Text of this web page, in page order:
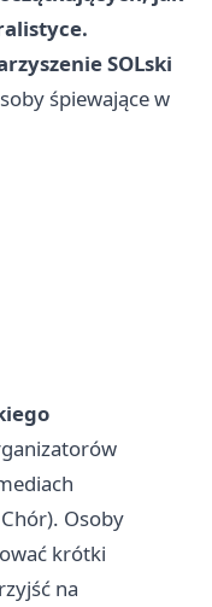
SOLski
śpiewające w
Osoby
krótki
na